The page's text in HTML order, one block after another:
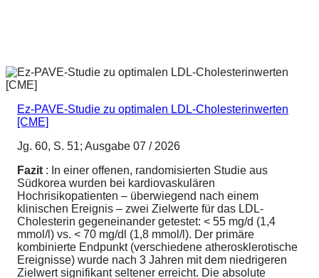
Ez-PAVE-Studie zu optimalen LDL-Cholesterinwerten
[CME]
Jg. 60, S. 51; Ausgabe 07 / 2026
Fazit : In einer offenen, randomisierten Studie aus
Südkorea wurden bei kardiovaskulären
Hochrisikopatienten – überwiegend nach einem
klinischen Ereignis – zwei Zielwerte für das LDL-
Cholesterin gegeneinander getestet: < 55 mg/d (1,4
mmol/l) vs. < 70 mg/dl (1,8 mmol/l). Der primäre
kombinierte Endpunkt (verschiedene atherosklerotische
Ereignisse) wurde nach 3 Jahren mit dem niedrigeren
Zielwert signifikant seltener erreicht. Die absolute